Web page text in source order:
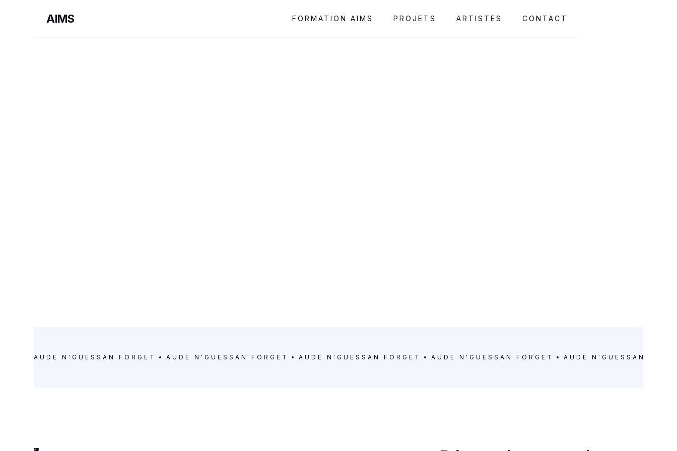
AIMS FORMATION AIMS PROJETS ARTISTES CONTACT
AUDE N'GUESSAN FORGET AUDE N'GUESSAN FORGET AUDE N'GUESSAN FORGET AUDE N'GUESSAN FORGET AUDE N'GUESSAN